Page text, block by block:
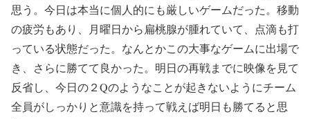
思う。今日は本当に個人的にも厳しいゲームだった。移動
の疲労もあり、月曜日から扁桃腺が腫れていて、点滴も打
っている状態だった。なんとかこの大事なゲームに出場で
き、さらに勝てて良かった。明日の再戦までに映像を見て
反省し、今日の２Qのようなことが起きないようにチーム
全員がしっかりと意識を持って戦えば明日も勝てると思